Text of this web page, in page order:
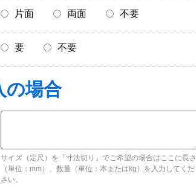
片面 両面 不要
要 不要
サイズ（定尺）を「寸法切り」でご希望の場合はここに長さ
（単位：mm）、数量（単位：本またはkg）を入力してくだ
さい。